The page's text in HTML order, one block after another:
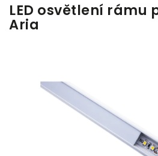
LED osvětlení rámu
Aria